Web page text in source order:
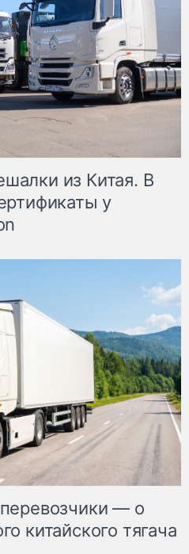
из Китая. В
у
— о
китайского тягача